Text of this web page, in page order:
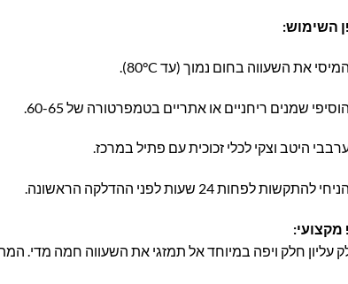
השימוש:
המיסי את השעווה בחום נמוך (עד 80°C).
הוסיפי שמנים ריחניים או אתריים בטמפרטורה של 60-65.
היטב וצקי לכלי זכוכית עם פתיל במרכז.
הניחי להתקשות לפחות 24 שעות לפני ההדלקה הראשונה.
מקצועי:
עליון חלק ויפה במיוחד אל תמזגי את השעווה חמה מדי.